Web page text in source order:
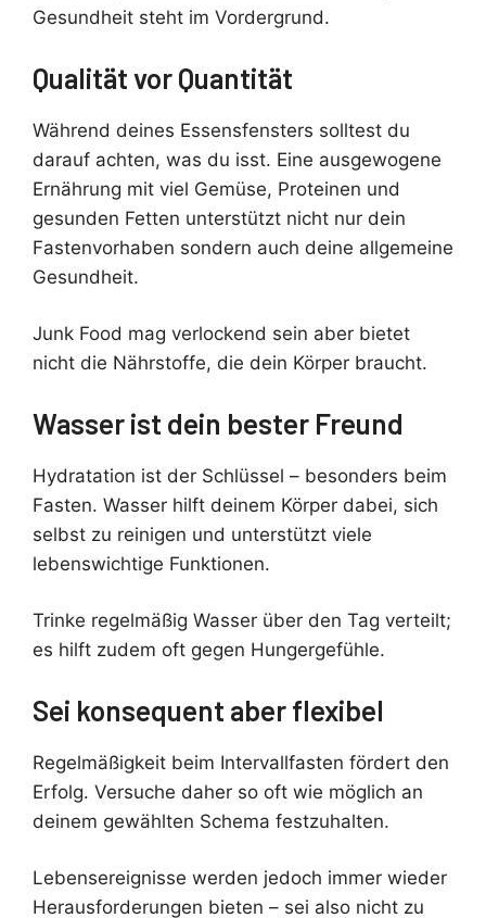
Gesundheit steht im Vordergrund.
Qualität vor Quantität
Während deines Essensfensters solltest du
darauf achten, was du isst. Eine ausgewogene
Ernährung mit viel Gemüse, Proteinen und
gesunden Fetten unterstützt nicht nur dein
Fastenvorhaben sondern auch deine allgemeine
Gesundheit.
Junk Food mag verlockend sein aber bietet
nicht die Nährstoffe, die dein Körper braucht.
Wasser ist dein bester Freund
Hydratation ist der Schlüssel – besonders beim
Fasten. Wasser hilft deinem Körper dabei, sich
selbst zu reinigen und unterstützt viele
lebenswichtige Funktionen.
Trinke regelmäßig Wasser über den Tag verteilt;
es hilft zudem oft gegen Hungergefühle.
Sei konsequent aber flexibel
Regelmäßigkeit beim Intervallfasten fördert den
Erfolg. Versuche daher so oft wie möglich an
deinem gewählten Schema festzuhalten.
Lebensereignisse werden jedoch immer wieder
Herausforderungen bieten – sei also nicht zu